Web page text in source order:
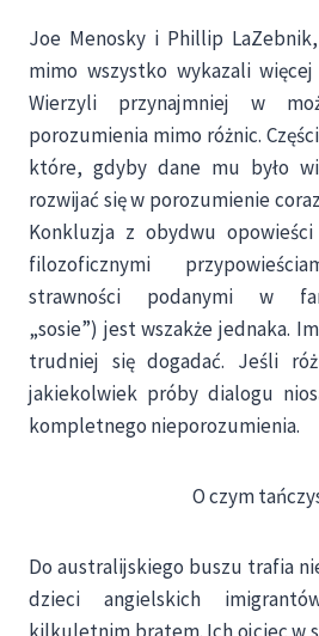
Joe Menosky i Phillip
mimo wszystko wykazali
Wierzyli przynajmniej w
porozumienia mimo różnic.
które, gdyby dane mu było
rozwijać się w porozumienie
Konkluzja z obydwu
filozoficznymi
strawności podanymi w
„sosie”) jest wszakże jednaka.
trudniej się dogadać. Jeśli
jakiekolwiek próby dialogu
kompletnego nieporozumienia.
O czym
Do australijskiego buszu trafia
dzieci angielskich